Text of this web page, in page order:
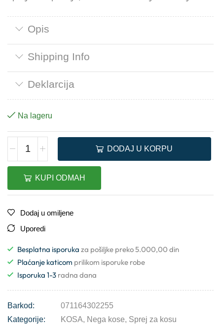
Opis
Shipping Info
Deklarcija
Na lageru
DODAJ U KORPU
KUPI ODMAH
Dodaj u omiljene
Uporedi
Besplatna isporuka za pošiljke preko 5.000,00 din
Plaćanje katicom prilikom isporuke robe
Isporuka 1-3 radna dana
Barkod:
071164302255
Kategorije:
KOSA, Nega kose, Sprej za kosu